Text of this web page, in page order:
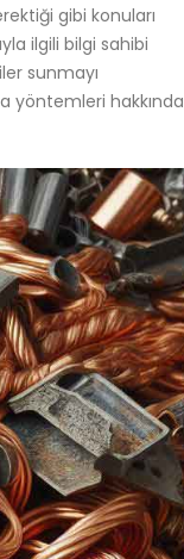
gibi konuları
ilgili bilgi sahibi
sunmayı
yöntemleri hakkında